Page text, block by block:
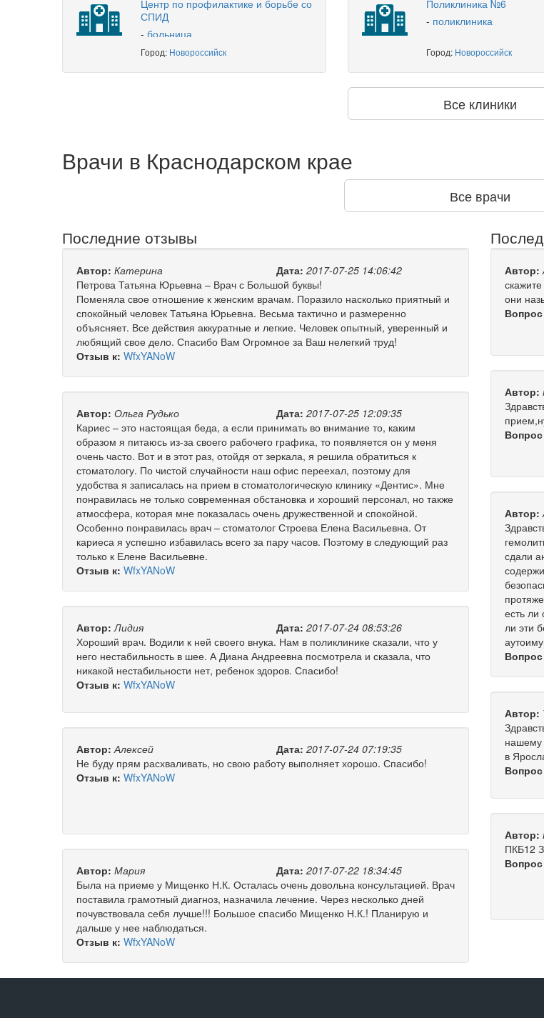
Центр по профилактике и борьбе со
СПИД
- больница
Город: Новороссийск
Поликлиника №6
- поликлиника
Город: Новороссийск
Все клиники
Врачи в Краснодарском крае
Все врачи
Последние отзывы
Автор: Катерина Дата: 2017-07-25 14:06:42
Петрова Татьяна Юрьевна – Врач с Большой буквы!
Поменяла свое отношение к женским врачам. Поразило насколько приятный и
спокойный человек Татьяна Юрьевна. Весьма тактично и размеренно
объясняет. Все действия аккуратные и легкие. Человек опытный, уверенный и
любящий свое дело. Спасибо Вам Огромное за Ваш нелегкий труд!
Отзыв к: WfxYANoW
Автор: Ольга Рудько Дата: 2017-07-25 12:09:35
Кариес – это настоящая беда, а если принимать во внимание то, каким
образом я питаюсь из-за своего рабочего графика, то появляется он у меня
очень часто. Вот и в этот раз, отойдя от зеркала, я решила обратиться к
стоматологу. По чистой случайности наш офис переехал, поэтому для
удобства я записалась на прием в стоматологическую клинику «Дентис». Мне
понравилась не только современная обстановка и хороший персонал, но также
атмосфера, которая мне показалась очень дружественной и спокойной.
Особенно понравилась врач – стоматолог Строева Елена Васильевна. От
кариеса я успешно избавилась всего за пару часов. Поэтому в следующий раз
только к Елене Васильевне.
Отзыв к: WfxYANoW
Автор: Лидия Дата: 2017-07-24 08:53:26
Хороший врач. Водили к ней своего внука. Нам в поликлинике сказали, что у
него нестабильность в шее. А Диана Андреевна посмотрела и сказала, что
никакой нестабильности нет, ребенок здоров. Спасибо!
Отзыв к: WfxYANoW
Автор: Алексей Дата: 2017-07-24 07:19:35
Не буду прям расхваливать, но свою работу выполняет хорошо. Спасибо!
Отзыв к: WfxYANoW
Автор: Мария Дата: 2017-07-22 18:34:45
Была на приеме у Мищенко Н.К. Осталась очень довольна консультацией. Врач
поставила грамотный диагноз, назначила лечение. Через несколько дней
почувствовала себя лучше!!! Большое спасибо Мищенко Н.К.! Планирую и
дальше у нее наблюдаться.
Отзыв к: WfxYANoW
Автор:
они
Вопрос
Автор:
Вопрос
Автор:
сдали
есть ли
ли эти
Вопрос
Автор:
нашему
в
Вопрос
Автор:
ПКБ12
Вопрос